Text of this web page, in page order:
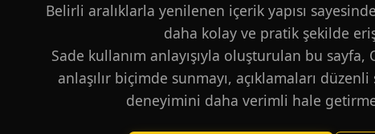
Belirli aralıklarla yenilenen içerik yapısı
daha kolay ve pratik şekilde
Sade kullanım anlayışıyla oluşturulan bu
anlaşılır biçimde sunmayı, açıklamaları
deneyimini daha verimli hale